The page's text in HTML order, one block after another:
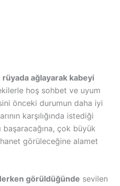
ağlayarak kabeyi
hoş sohbet ve uyum
önceki durumun daha iyi
karşılığında istediği
başaracağına, çok büyük
görüleceğine alamet
görüldüğünde sevilen